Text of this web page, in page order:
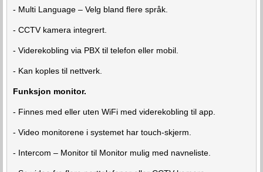
- Multi Language – Velg bland flere språk.
- CCTV kamera integrert.
- Viderekobling via PBX til telefon eller mobil.
- Kan koples til nettverk.
Funksjon monitor.
- Finnes med eller uten WiFi med viderekobling til app.
- Video monitorene i systemet har touch-skjerm.
- Intercom – Monitor til Monitor mulig med navneliste.